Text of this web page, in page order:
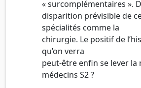
« surcomplémentaires ».
disparition prévisible de
spécialités comme la
chirurgie. Le positif de
qu’on verra
peut-être enfin se lever la
médecins S2 ?